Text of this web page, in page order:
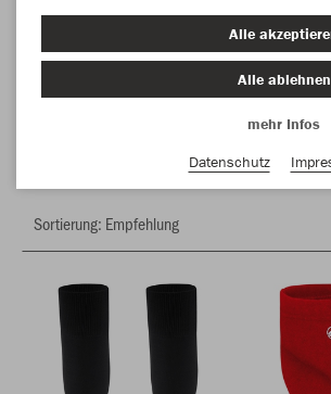
Herzlich Willkommen im
68
Alle
Alle ablehnen
mehr Infos
Datenschutz